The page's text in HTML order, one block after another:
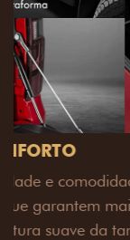
PACK OFF-
Prepare sua
off-road
toneladas,